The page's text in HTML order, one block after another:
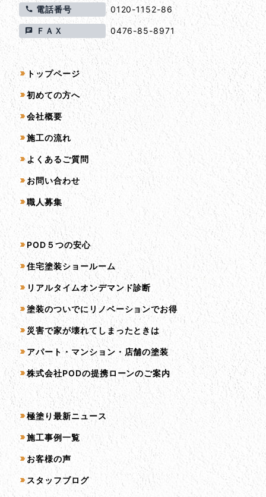
電話番号 0120-1152-86
ＦＡＸ 0476-85-8971
サイトマップ
トップページ
初めての方へ
会社概要
施工の流れ
よくあるご質問
お問い合わせ
職人募集
サービス一覧
POD５つの安心
住宅塗装ショールーム
リアルタイムオンデマンド診断
塗装のついでにリノベーションでお得
災害で家が壊れてしまったときは
アパート・マンション・店舗の塗装
株式会社PODの提携ローンのご案内
コンテンツ一覧
極塗り最新ニュース
施工事例一覧
お客様の声
スタッフブログ